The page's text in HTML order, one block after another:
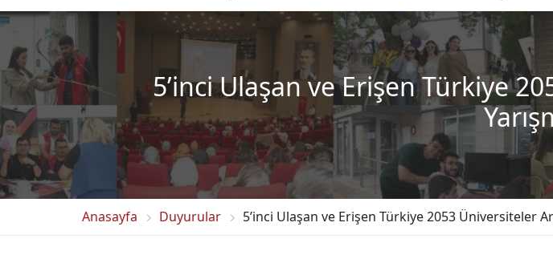
5’inci Ulaşan ve Erişen Türkiye
Anasayfa Duyurular 5’inci Ulaşan ve Erişen Türkiye 2053 Üniversiteler